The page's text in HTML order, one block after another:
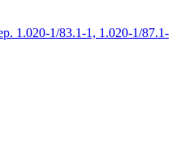
1.020-1/83.1-1, 1.020-1/87.1-